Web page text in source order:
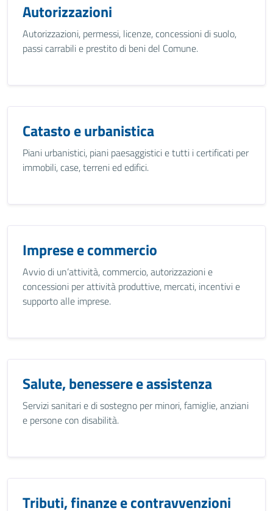
Autorizzazioni
Autorizzazioni, permessi, licenze, concessioni di suolo,
passi carrabili e prestito di beni del Comune.
Catasto e urbanistica
Piani urbanistici, piani paesaggistici e tutti i certificati per
immobili, case, terreni ed edifici.
Imprese e commercio
Avvio di un’attività, commercio, autorizzazioni e
concessioni per attività produttive, mercati, incentivi e
supporto alle imprese.
Salute, benessere e assistenza
Servizi sanitari e di sostegno per minori, famiglie, anziani
e persone con disabilità.
Tributi, finanze e contravvenzioni